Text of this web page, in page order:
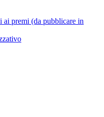
ai premi (da pubblicare in